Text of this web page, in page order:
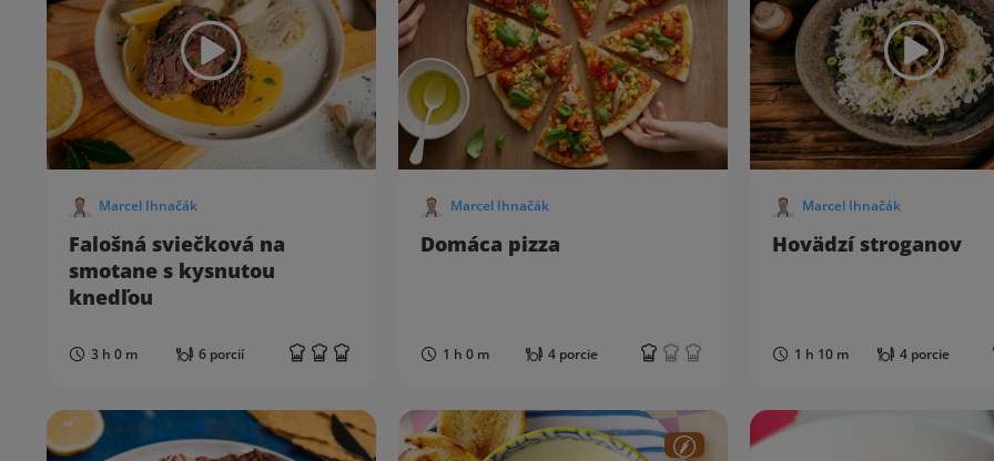
Marcel Ihnačák
Falošná sviečková na
smotane s kysnutou
knedľou
3 h 0 m 6 porcií
Marcel Ihnačák
Domáca pizza
1 h 0 m 4 porcie
Marcel Ihnačák
Hovädzí stroganov
1 h 10 m 4 porcie